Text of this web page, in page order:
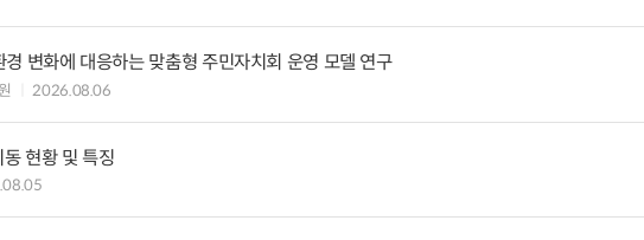
경 변화에 대응하는 맞춤형 주민자치회 운영 모델 연구
2026.08.06
현황 및 특징